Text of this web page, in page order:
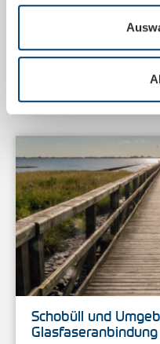
Mithilfe von Spenden
der Klinik für Kinder-
Schobüll und
Glasfaseranbindung